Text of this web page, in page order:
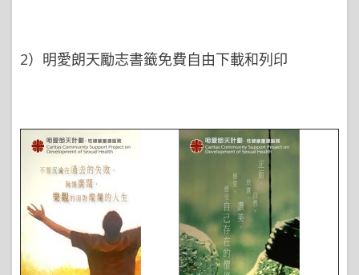
2）明愛朗天勵志書籤免費自由下載和列印